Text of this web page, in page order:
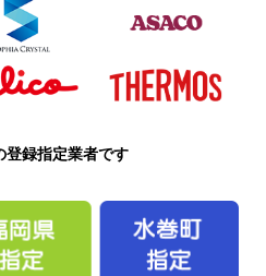
登録指定業者です